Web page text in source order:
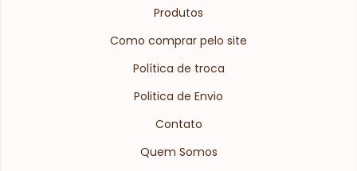
Produtos
Como comprar pelo site
Política de troca
Politica de Envio
Contato
Quem Somos